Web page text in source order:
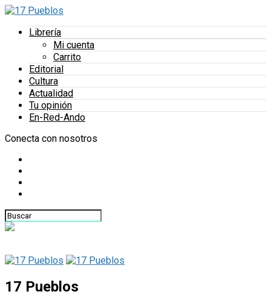
Librería
Mi cuenta
Carrito
Editorial
Cultura
Actualidad
Tu opinión
En-Red-Ando
Conecta con nosotros
17 Pueblos